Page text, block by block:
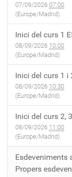
07/09/2026 07:00
(Europe/Madrid)
Inici del curs 1
08/09/2026 10:00
(Europe/Madrid)
Inici del curs 1 i
08/09/2026 10:30
(Europe/Madrid)
Inici del curs 2,
08/09/2026 11:00
(Europe/Madrid)
Esdeveniments
Propers